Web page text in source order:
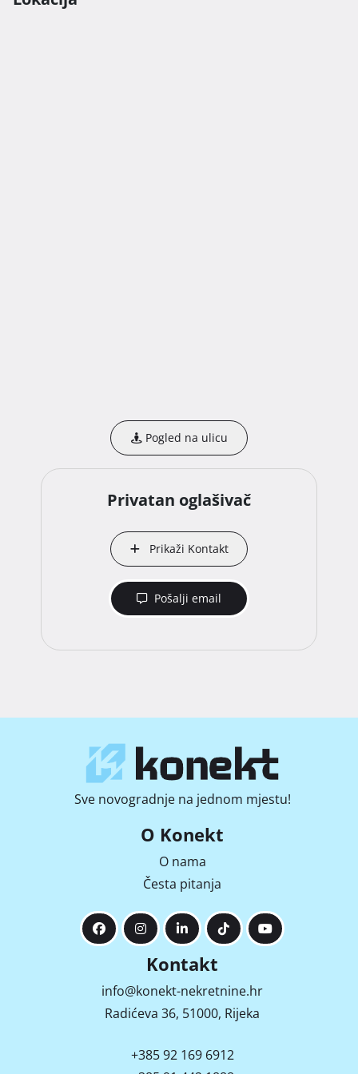
Pogled na ulicu
Privatan oglašivač
Prikaži Kontakt
Pošalji email
Sve novogradnje na jednom mjestu!
O Konekt
O nama
Česta pitanja
Kontakt
info@konekt-nekretnine.hr
Radićeva 36, 51000, Rijeka
+385 92 169 6912